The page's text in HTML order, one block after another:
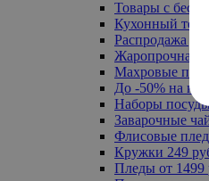
Товары с
Кухонный
Распродажа до
Жаропрочная
Махровые
До -50% на
Наборы
Заварочные
Флисовые
Кружки 249
Пледы от 1499